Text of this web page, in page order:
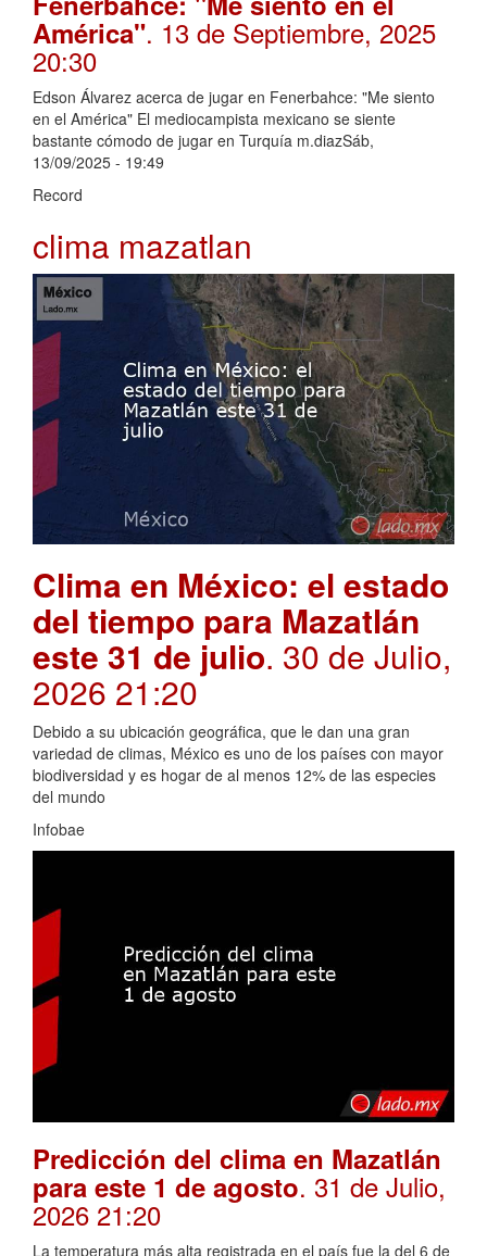
América". 13 de Septiembre, 2025
20:30
Edson Álvarez acerca de jugar en Fenerbahce: "Me siento
en el América" El mediocampista mexicano se siente
bastante cómodo de jugar en Turquía m.diazSáb,
13/09/2025 - 19:49
Record
clima mazatlan
Clima en México: el estado
del tiempo para Mazatlán
este 31 de julio. 30 de Julio,
2026 21:20
Debido a su ubicación geográfica, que le dan una gran
variedad de climas, México es uno de los países con mayor
biodiversidad y es hogar de al menos 12% de las especies
del mundo
Infobae
Predicción del clima en Mazatlán
para este 1 de agosto. 31 de Julio,
2026 21:20
La temperatura más alta registrada en el país fue la del 6 de